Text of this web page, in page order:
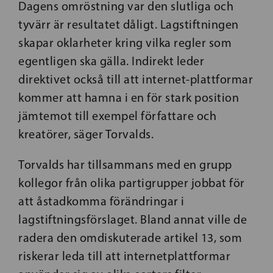
Dagens omröstning var den slutliga och
tyvärr är resultatet dåligt. Lagstiftningen
skapar oklarheter kring vilka regler som
egentligen ska gälla. Indirekt leder
direktivet också till att internet-plattformar
kommer att hamna i en för stark position
jämtemot till exempel författare och
kreatörer, säger Torvalds.
Torvalds har tillsammans med en grupp
kollegor från olika partigrupper jobbat för
att åstadkomma förändringar i
lagstiftningsförslaget. Bland annat ville de
radera den omdiskuterade artikel 13, som
riskerar leda till att internetplattformar